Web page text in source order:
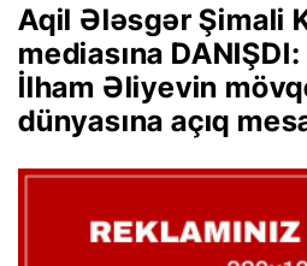
Aqil Ələsgər Şimali
mediasına
İlham Əliyevin
dünyasına açıq